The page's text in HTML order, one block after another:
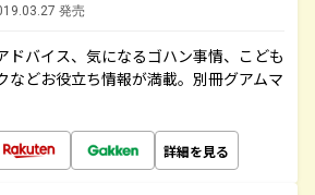
発売
ドバイス、気になるゴハン事情、こども
などお役立ち情報が満載。別冊グアムマ
詳細を見る